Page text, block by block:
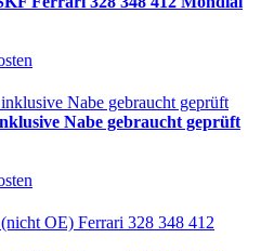
Nabe gebraucht geprüft